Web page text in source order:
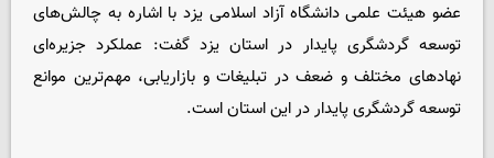
عضو هیئت علمی دانشگاه آزاد اسلامی یزد با اشاره به چالش‌های
توسعه گردشگری پایدار در استان یزد گفت: عملکرد جزیره‌ای
نهادهای مختلف و ضعف در تبلیغات و بازاریابی، مهم‌ترین موانع
توسعه گردشگری پایدار در این استان است.